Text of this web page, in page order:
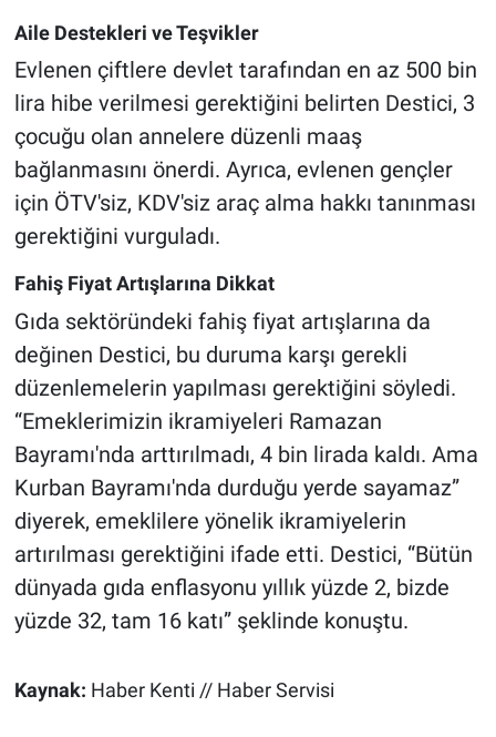
Aile Destekleri ve Teşvikler
Evlenen çiftlere devlet tarafından en az 500 bin
lira hibe verilmesi gerektiğini belirten Destici, 3
çocuğu olan annelere düzenli maaş
bağlanmasını önerdi. Ayrıca, evlenen gençler
için ÖTV'siz, KDV'siz araç alma hakkı tanınması
gerektiğini vurguladı.
Fahiş Fiyat Artışlarına Dikkat
Gıda sektöründeki fahiş fiyat artışlarına da
değinen Destici, bu duruma karşı gerekli
düzenlemelerin yapılması gerektiğini söyledi.
“Emeklerimizin ikramiyeleri Ramazan
Bayramı'nda arttırılmadı, 4 bin lirada kaldı. Ama
Kurban Bayramı'nda durduğu yerde sayamaz”
diyerek, emeklilere yönelik ikramiyelerin
artırılması gerektiğini ifade etti. Destici, “Bütün
dünyada gıda enflasyonu yıllık yüzde 2, bizde
yüzde 32, tam 16 katı” şeklinde konuştu.
Kaynak: Haber Kenti // Haber Servisi